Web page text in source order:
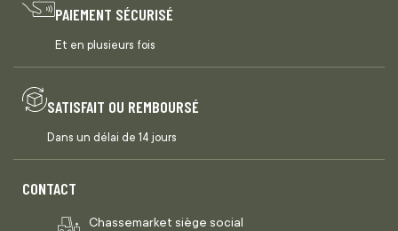
PAIEMENT SÉCURISÉ
Et en plusieurs fois
SATISFAIT OU REMBOURSÉ
Dans un délai de 14 jours
CONTACT
Chassemarket siège social